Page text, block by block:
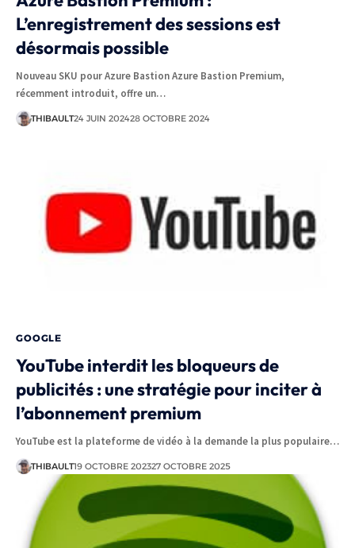
L’enregistrement des sessions est
désormais possible
Nouveau SKU pour Azure Bastion Azure Bastion Premium,
récemment introduit, offre un…
THIBAULT24 JUIN 202428 OCTOBRE 2024
GOOGLE
YouTube interdit les bloqueurs de
publicités : une stratégie pour inciter à
l’abonnement premium
YouTube est la plateforme de vidéo à la demande la plus populaire…
THIBAULT19 OCTOBRE 202327 OCTOBRE 2025